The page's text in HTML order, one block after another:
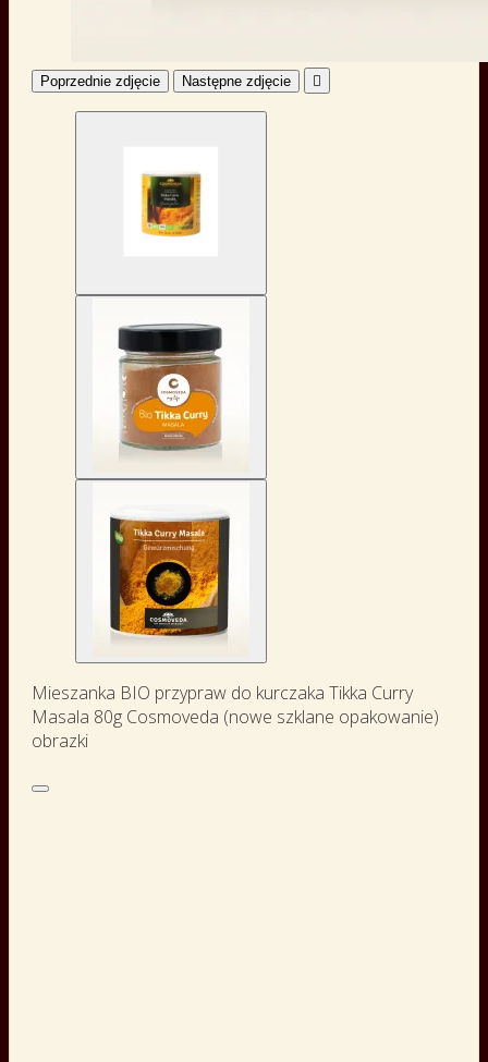
Poprzednie zdjęcie Następne zdjęcie 
Mieszanka BIO przypraw do kurczaka Tikka Curry
Masala 80g Cosmoveda (nowe szklane opakowanie)
obrazki